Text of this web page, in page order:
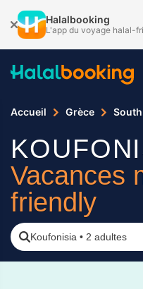
Halalbooking
L'app du voyage halal-
Accueil Grèce
Vacances
friendly
Koufonisia • 2 adultes